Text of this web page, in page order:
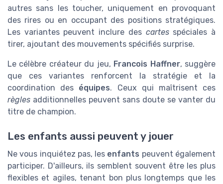
autres sans les toucher, uniquement en provoquant
des rires ou en occupant des positions stratégiques.
Les variantes peuvent inclure des cartesspéciales à
tirer, ajoutant des mouvements spécifiés surprise.
Le célèbre créateur du jeu, Francois Haffner, suggère
que ces variantes renforcent la stratégie et la
coordination des équipes. Ceux qui maîtrisent ces
règles additionnelles peuvent sans doute se vanter du
titre de champion.
Les enfants aussi peuvent y jouer
Ne vous inquiétez pas, les enfants peuvent également
participer. D'ailleurs, ils semblent souvent être les plus
flexibles et agiles, tenant bon plus longtemps que les